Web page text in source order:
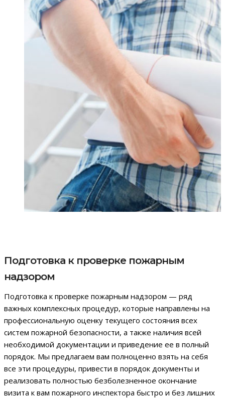
Подготовка к проверке пожарным
надзором
Подготовка к проверке пожарным надзором — ряд
важных комплексных процедур, которые направлены на
профессиональную оценку текущего состояния всех
систем пожарной безопасности, а также наличия всей
необходимой документации и приведение ее в полный
порядок. Мы предлагаем вам полноценно взять на себя
все эти процедуры, привести в порядок документы и
реализовать полностью безболезненное окончание
визита к вам пожарного инспектора быстро и без лишних